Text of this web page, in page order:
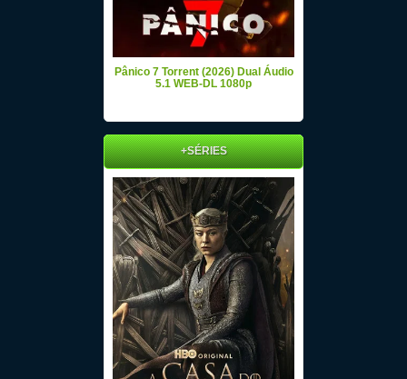
Pânico 7 Torrent (2026) Dual Áudio
5.1 WEB-DL 1080p
+SÉRIES